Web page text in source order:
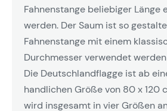
Fahnenstange beliebiger Länge
werden. Der Saum ist so
Fahnenstange mit einem
Durchmesser verwendet
Die Deutschlandflagge ist ab
handlichen Größe von 80 x 120
wird insgesamt in vier Größen